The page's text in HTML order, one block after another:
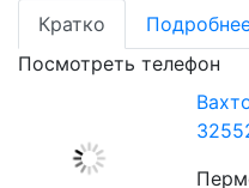
Кратко
Посмотреть телефон